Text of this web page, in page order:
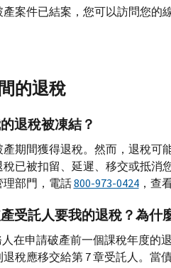
案件已結案，您可以訪問您的
的退稅
退稅被凍結？
期間獲得退稅。然而，退稅可
已被扣留、延遲、移交或抵消
部門，電話800-973-0424，查
受託人要我的退稅？為什
人在申請破產前一個課稅年度的
退稅應移交給第 7 章受託人。當